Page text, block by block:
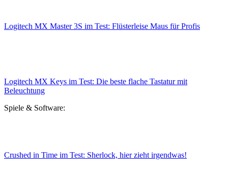
Logitech MX Master 3S im Test: Flüsterleise Maus für Profis
Logitech MX Keys im Test: Die beste flache Tastatur mit
Beleuchtung
Spiele & Software:
Crushed in Time im Test: Sherlock, hier zieht irgendwas!